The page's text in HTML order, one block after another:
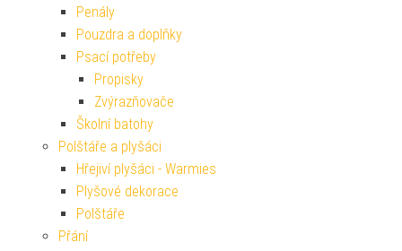
Penály
Pouzdra a doplňky
Psací potřeby
Propisky
Zvýrazňovače
Školní batohy
Polštáře a plyšáci
Hřejiví plyšáci - Warmies
Plyšové dekorace
Polštáře
Přání